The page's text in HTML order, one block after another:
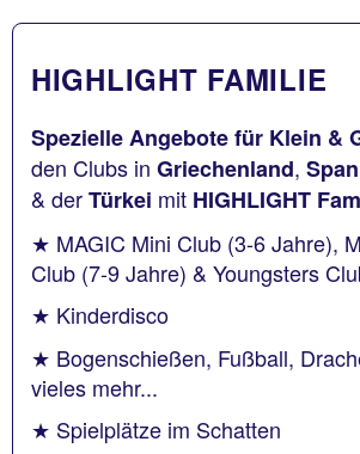
HIGHLIGHT FAMILIE
Spezielle Angebote für Klein &
den Clubs in Griechenland,
& derTürkei mit HIGHLIGHT
★ MAGIC Mini Club (3-6 Jahre),
Club (7-9 Jahre) & Youngsters
★ Kinderdisco
★ Bogenschießen, Fußball,
vieles mehr...
★ Spielplätze im Schatten